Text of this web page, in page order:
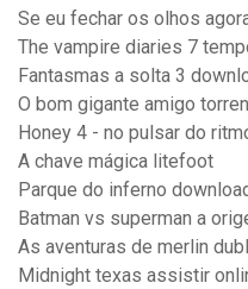
Se eu fechar os olhos
The vampire diaries 7
Fantasmas a solta 3
O bom gigante amigo
Honey 4 - no pulsar do
A chave mágica litefoot
Parque do inferno
Batman vs superman a
As aventuras de merlin
Midnight texas assistir